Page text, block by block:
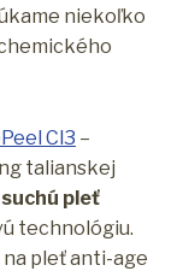
niekoľko
Cl3 –
talianskej
pleť
technológiu.
na pleť anti-age